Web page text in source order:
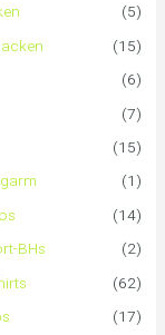
(5)
(15)
(6)
(7)
(15)
(1)
(14)
BHs
(2)
(62)
(17)